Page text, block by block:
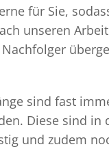
für Sie,
unseren
sind fast
Diese sind in
und zudem